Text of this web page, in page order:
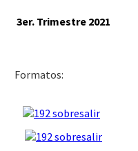
3er. Trimestre 2021
Formatos: